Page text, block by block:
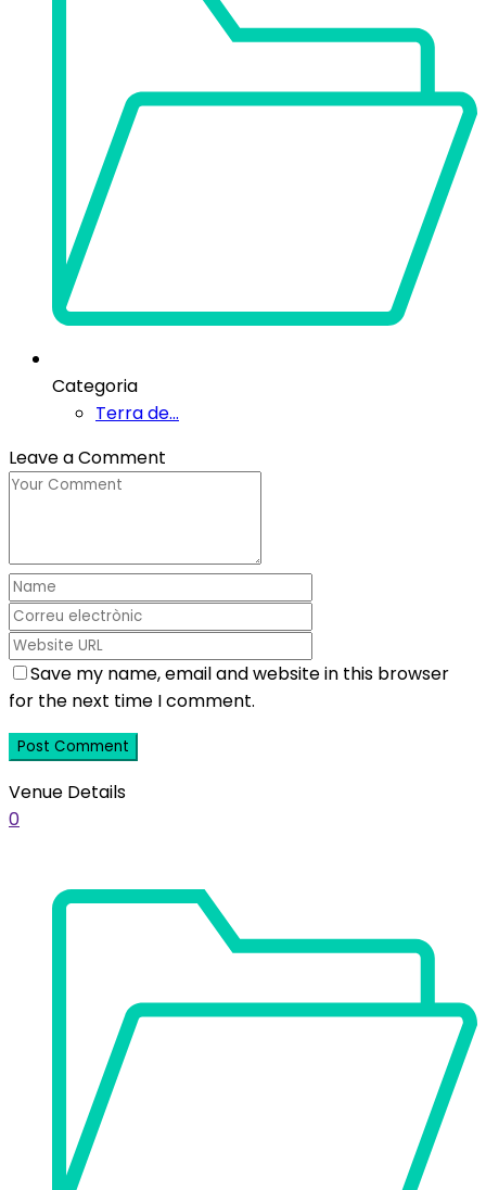
Categoria
Terra de...
Leave a Comment
Save my name, email and website in this browser
for the next time I comment.
Venue Details
0